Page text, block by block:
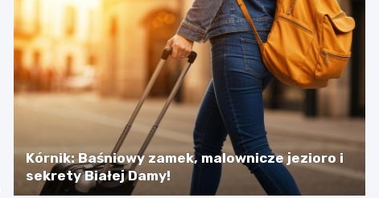
Kórnik: Baśniowy zamek, malownicze jezioro i
sekrety Białej Damy!